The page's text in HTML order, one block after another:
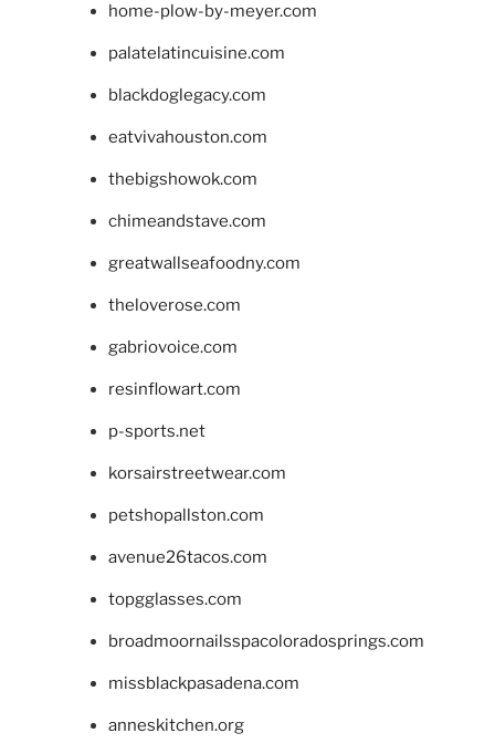
home-plow-by-meyer.com
palatelatincuisine.com
blackdoglegacy.com
eatvivahouston.com
thebigshowok.com
chimeandstave.com
greatwallseafoodny.com
theloverose.com
gabriovoice.com
resinflowart.com
p-sports.net
korsairstreetwear.com
petshopallston.com
avenue26tacos.com
topgglasses.com
broadmoornailsspacoloradosprings.com
missblackpasadena.com
anneskitchen.org